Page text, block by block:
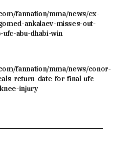
fannation/mma/news/ex-
ankalaev-misses-out-
abu-dhabi-win
fannation/mma/news/conor-
return-date-for-final-ufc-
injury